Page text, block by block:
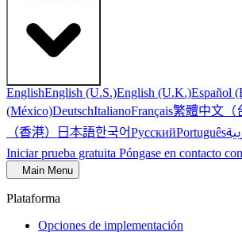
EnglishEnglish (U.S.)English (U.K.)Español
(México)DeutschItalianoFrançais繁體中文（
（香港） 日本語한국어РусскийPortuguês
Iniciar prueba gratuita Póngase en contacto
Main Menu
Plataforma
Opciones de implementación